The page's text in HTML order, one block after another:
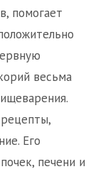
помогает
весьма
Его
печени и